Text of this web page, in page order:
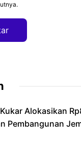
Alokasikan
Pembangunan